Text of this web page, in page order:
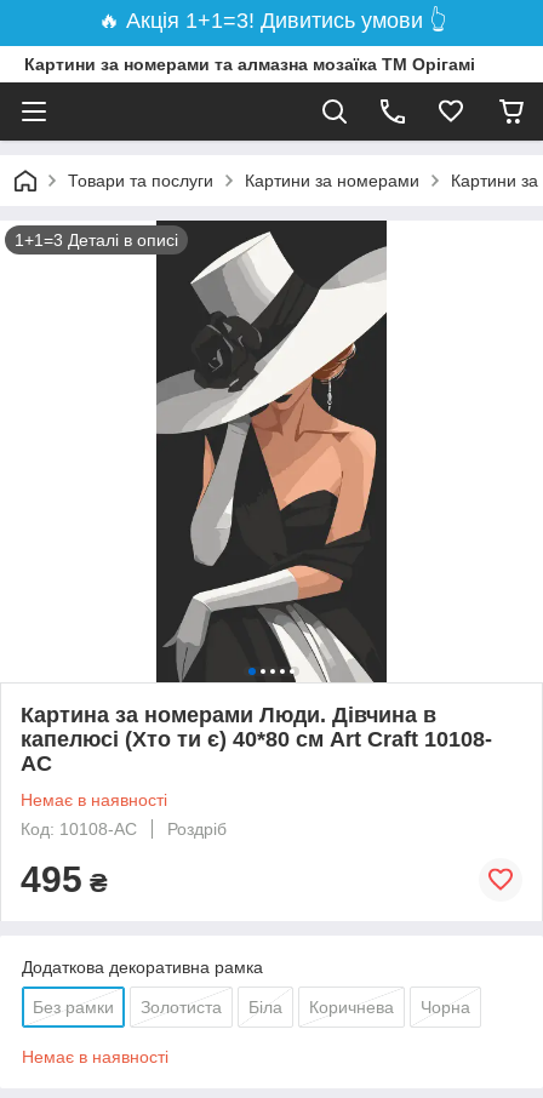
🔥 Акція 1+1=3! Дивитись умови 👆
Картини за номерами та алмазна мозаїка ТМ Орігамі
Товари та послуги Картини за номерами Картини
1+1=3 Деталі в описі
Картина за номерами Люди. Дівчина в
капелюсі (Хто ти є) 40*80 см Art Craft 10108-
AC
Немає в наявності
Код: 10108-AC
Роздріб
495 ₴
Додаткова декоративна рамка
Без рамки Золотиста Біла Коричнева Чорна
Немає в наявності